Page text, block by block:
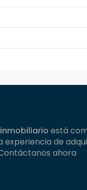
está
experiencia de
ahora